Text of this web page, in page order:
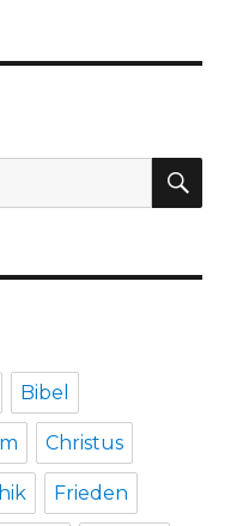
Bibel
Christus
Frieden